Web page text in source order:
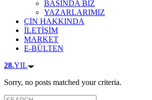
BASINDA BİZ
YAZARLARIMIZ
ÇİN HAKKINDA
İLETİŞİM
MARKET
E-BÜLTEN
28.YIL
Sorry, no posts matched your criteria.